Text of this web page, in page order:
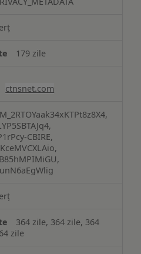
179 zile
ctnsnet.com
CBIRE,
364 zile, 364 zile, 364
zile